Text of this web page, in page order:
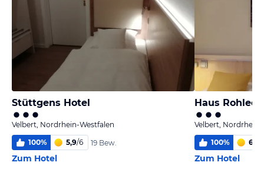
Stüttgens Hotel
Velbert, Nordrhein-Westfalen
100% 5,9/6 19 Bew.
Zum Hotel
Haus
Velbert, Nordrhein-
100% 6,0
Zum Hotel